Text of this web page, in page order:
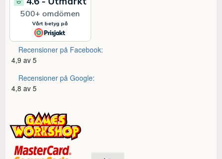
Recensioner på Facebook:
4,9 av 5
Recensioner på Google:
4,8 av 5